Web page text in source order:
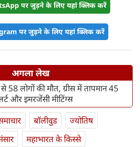
पर जुड़ने के लिए यहां क्लिक करें
पर जुड़ने के लिए यहां क्लिक करें
अगला लेख
58 लोगों की मौत, ग्रीस में तापमान 45
और इमरजेंसी मीटिंग्स
बॉलीवुड
ज्योतिष
महाभारत के किस्से